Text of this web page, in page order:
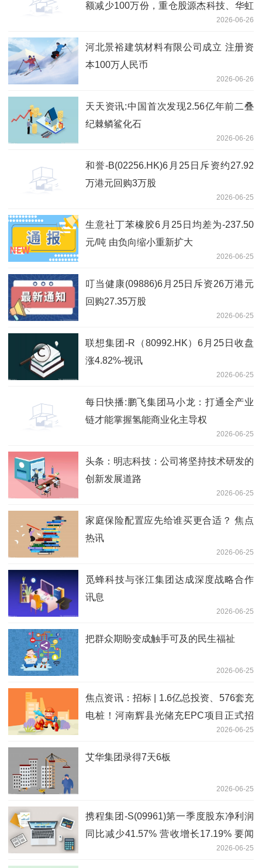
额减少100万份，重仓股源杰科技、华虹
2026-06-26
河北景裕建筑材料有限公司成立 注册资
本100万人民币
2026-06-26
天天资讯:中国首次发现2.56亿年前二叠
纪棘鳞鲨化石
2026-06-26
和誉-B(02256.HK)6月25日斥资约27.92
万港元回购3万股
2026-06-25
生意社丁苯橡胶6月25日均差为-237.50
元/吨 由负向缩小重新扩大
2026-06-25
叮当健康(09886)6月25日斥资26万港元
回购27.35万股
2026-06-25
联想集团-R（80992.HK）6月25日收盘
涨4.82%-视讯
2026-06-25
每日快播:鹏飞集团马小龙：打通全产业
链才能掌握氢能商业化主导权
2026-06-25
头条：明志科技：公司将坚持技术研发的
创新发展道路
2026-06-25
家庭保险配置应先给谁买更合适？ 焦点
热讯
2026-06-25
觅蜂科技与张江集团达成深度战略合作
讯息
2026-06-25
把群众期盼变成触手可及的民生福祉
2026-06-25
焦点资讯：招标 | 1.6亿总投资、576套充
电桩！河南辉县光储充EPC项目正式招
2026-06-25
艾华集团录得7天6板
2026-06-25
携程集团-S(09961)第一季度股东净利润
同比减少41.57% 营收增长17.19% 要闻
2026-06-25